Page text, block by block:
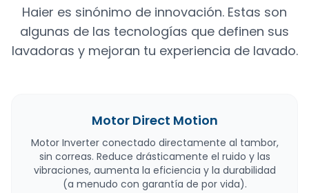
Haier es sinónimo de innovación. Estas son
algunas de las tecnologías que definen sus
lavadoras y mejoran tu experiencia de lavado.
Motor Direct Motion
Motor Inverter conectado directamente al tambor,
sin correas. Reduce drásticamente el ruido y las
vibraciones, aumenta la eficiencia y la durabilidad
(a menudo con garantía de por vida).